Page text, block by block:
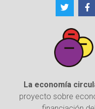
La economía
proyecto sobre